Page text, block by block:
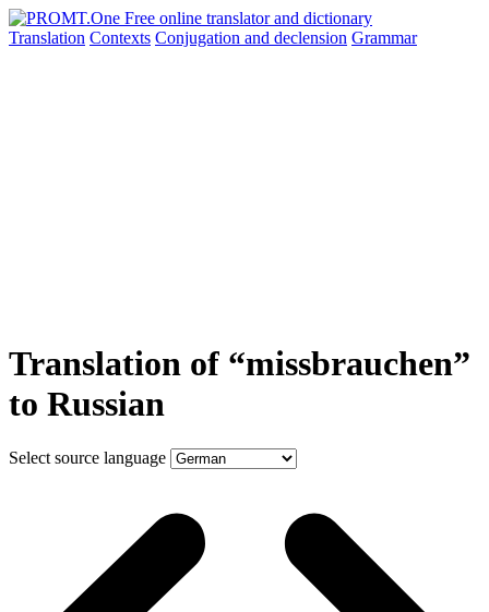
Translation Contexts Conjugation and declension Grammar
Translation of “missbrauchen”
to Russian
Select source language